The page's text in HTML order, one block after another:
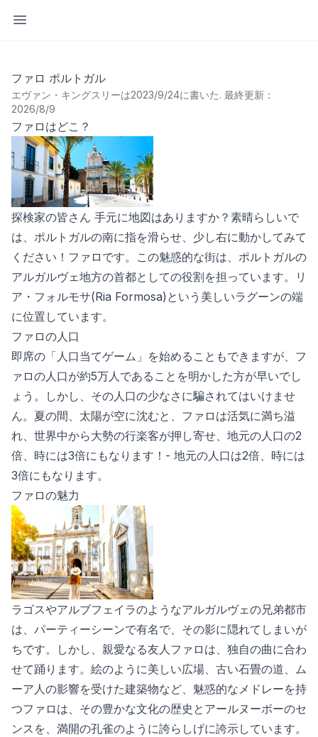
サイドバーを開く
ファロ ポルトガル
エヴァン・キングスリーは2023/9/24に書いた. 最終更新：
2026/8/9
ファロはどこ？
探検家の皆さん 手元に地図はありますか？素晴らしいで
は、ポルトガルの南に指を滑らせ、少し右に動かしてみて
ください！ファロです。この魅惑的な街は、ポルトガルの
アルガルヴェ地方の首都としての役割を担っています。リ
ア・フォルモサ(Ria Formosa)という美しいラグーンの端
に位置しています。
ファロの人口
即席の「人口当てゲーム」を始めることもできますが、フ
ァロの人口が約5万人であることを明かした方が早いでし
ょう。しかし、その人口の少なさに騙されてはいけませ
ん。夏の間、太陽が空に沈むと、ファロは活気に満ち溢
れ、世界中から大勢の行楽客が押し寄せ、地元の人口の2
倍、時には3倍にもなります！- 地元の人口は2倍、時には
3倍にもなります。
ファロの魅力
ラゴスやアルブフェイラのようなアルガルヴェの兄弟都市
は、パーティーシーンで有名で、その影に隠れてしまいが
ちです。しかし、親愛なる友人ファロは、独自の曲に合わ
せて踊ります。絵のように美しい広場、古い石畳の道、ム
ーア人の影響を受けた建築物など、魅惑的なメドレーを持
つファロは、その豊かな文化の歴史とアールヌーボーのセ
ンスを、満開の孔雀のように誇らしげに誇示しています。